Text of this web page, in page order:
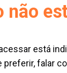
não
está
falar